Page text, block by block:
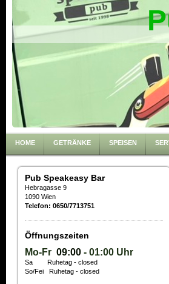
HOME GETRÄNKE SPEISEN
Pub Speakeasy Bar
Hebragasse 9
1090 Wien
Telefon: 0650/7713751
Öffnungszeiten
Mo-Fr 09:00 - 01:00 Uhr
Sa Ruhetag - closed
So/Fei Ruhetag - closed